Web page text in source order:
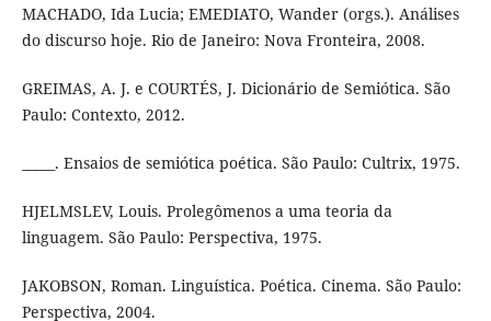
MACHADO, Ida Lucia; EMEDIATO, Wander (orgs.). Análises
do discurso hoje. Rio de Janeiro: Nova Fronteira, 2008.
GREIMAS, A. J. e COURTÉS, J. Dicionário de Semiótica. São
Paulo: Contexto, 2012.
_____. Ensaios de semiótica poética. São Paulo: Cultrix, 1975.
HJELMSLEV, Louis. Prolegômenos a uma teoria da
linguagem. São Paulo: Perspectiva, 1975.
JAKOBSON, Roman. Linguística. Poética. Cinema. São Paulo:
Perspectiva, 2004.